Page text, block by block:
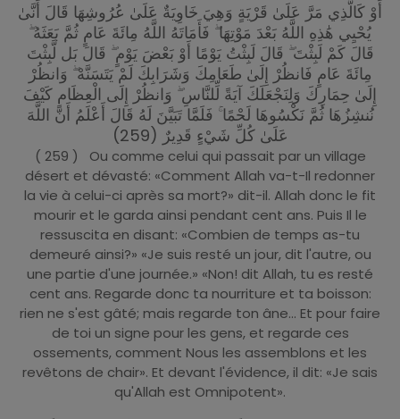
أَوْ كَالَّذِي مَرَّ عَلَىٰ قَرْيَةٍ وَهِيَ خَاوِيَةٌ عَلَىٰ عُرُوشِهَا قَالَ أَنَّىٰ
يُحْيِي هَٰذِهِ اللَّهُ بَعْدَ مَوْتِهَا ۖ فَأَمَاتَهُ اللَّهُ مِائَةَ عَامٍ ثُمَّ بَعَثَهُ ۖ
قَالَ كَمْ لَبِثْتَ ۖ قَالَ لَبِثْتُ يَوْمًا أَوْ بَعْضَ يَوْمٍ ۖ قَالَ بَل لَّبِثْتَ
مِائَةَ عَامٍ فَانظُرْ إِلَىٰ طَعَامِكَ وَشَرَابِكَ لَمْ يَتَسَنَّهْ ۖ وَانظُرْ
إِلَىٰ حِمَارِكَ وَلِنَجْعَلَكَ آيَةً لِّلنَّاسِ ۖ وَانظُرْ إِلَى الْعِظَامِ كَيْفَ
نُنشِزُهَا ثُمَّ نَكْسُوهَا لَحْمًا ۚ فَلَمَّا تَبَيَّنَ لَهُ قَالَ أَعْلَمُ أَنَّ اللَّهَ
عَلَىٰ كُلِّ شَيْءٍ قَدِيرٌ (259)
( 259 ) Ou comme celui qui passait par un village
désert et dévasté: «Comment Allah va-t-Il redonner
la vie à celui-ci après sa mort?» dit-il. Allah donc le fit
mourir et le garda ainsi pendant cent ans. Puis Il le
ressuscita en disant: «Combien de temps as-tu
demeuré ainsi?» «Je suis resté un jour, dit l'autre, ou
une partie d'une journée.» «Non! dit Allah, tu es resté
cent ans. Regarde donc ta nourriture et ta boisson:
rien ne s'est gâté; mais regarde ton âne... Et pour faire
de toi un signe pour les gens, et regarde ces
ossements, comment Nous les assemblons et les
revêtons de chair». Et devant l'évidence, il dit: «Je sais
qu'Allah est Omnipotent».